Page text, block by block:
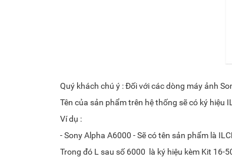
Quý khách chú ý : Đối với các dòng máy ảnh
Tên của sản phẩm trên hệ thống sẽ có ký hiệu
Ví dụ :
-Sony Alpha A6000 - Sẽ có tên sản phẩm là
Trong đó L sau số 6000 là ký hiệu kèm Kit 16-